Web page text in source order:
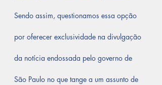
Sendo assim, questionamos essa opção
por oferecer exclusividade na divulgação
da notícia endossada pelo governo de
São Paulo no que tange a um assunto de